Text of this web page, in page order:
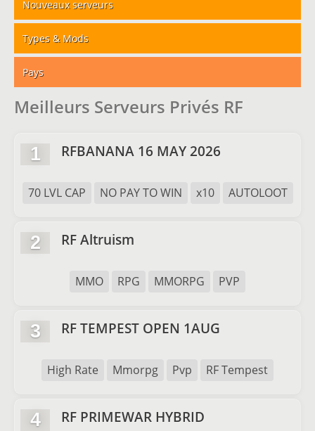
Nouveaux serveurs
Types & Mods
Pays
Meilleurs Serveurs Privés RF
1 RFBANANA 16 MAY 2026
70 LVL CAP NO PAY TO WIN x10 AUTOLOOT
2 RF Altruism
MMO RPG MMORPG PVP
3 RF TEMPEST OPEN 1AUG
High Rate Mmorpg Pvp RF Tempest
4 RF PRIMEWAR HYBRID